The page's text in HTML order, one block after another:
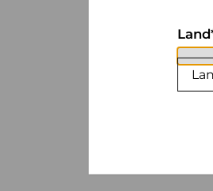
Land